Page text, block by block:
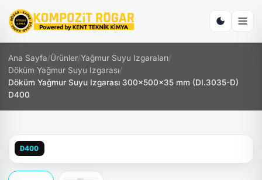
Ana Sayfa/Ürünler/Yağmur Suyu Izgaraları/
Döküm Yağmur Suyu Izgarası/
Döküm Yağmur Suyu Izgarası 300x500x35 mm (DI.3035-D)
D400
D400